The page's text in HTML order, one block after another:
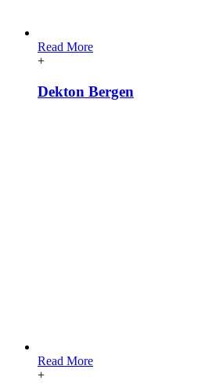
Read More
+
Dekton Bergen
Read More
+